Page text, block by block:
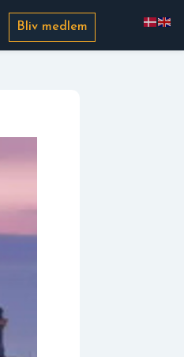
Bliv medlem